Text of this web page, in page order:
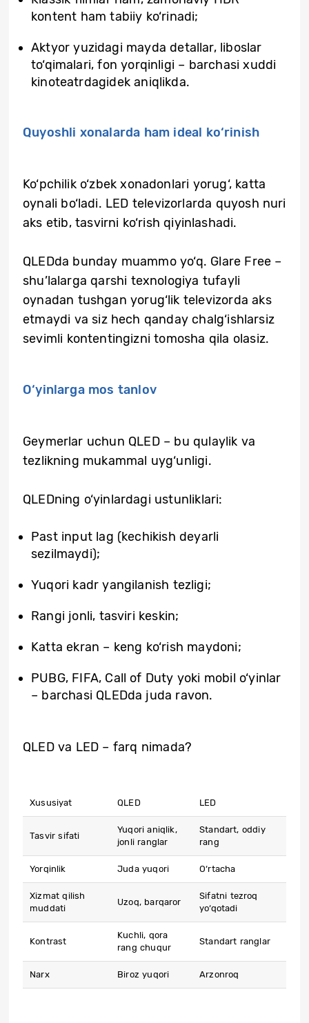
kontent ham tabiiy ko‘rinadi;
Aktyor yuzidagi mayda detallar, liboslar
to‘qimalari, fon yorqinligi – barchasi xuddi
kinoteatrdagidek aniqlikda.
Quyoshli xonalarda ham ideal ko‘rinish
Ko‘pchilik o‘zbek xonadonlari yorug‘, katta
oynali bo‘ladi. LED televizorlarda quyosh nuri
aks etib, tasvirni ko‘rish qiyinlashadi.
QLEDda bunday muammo yo‘q. Glare Free –
shu’lalarga qarshi texnologiya tufayli
oynadan tushgan yorug‘lik televizorda aks
etmaydi va siz hech qanday chalg‘ishlarsiz
sevimli kontentingizni tomosha qila olasiz.
O‘yinlarga mos tanlov
Geymerlar uchun QLED – bu qulaylik va
tezlikning mukammal uyg‘unligi.
QLEDning o‘yinlardagi ustunliklari:
Past input lag (kechikish deyarli
sezilmaydi);
Yuqori kadr yangilanish tezligi;
Rangi jonli, tasviri keskin;
Katta ekran – keng ko‘rish maydoni;
PUBG, FIFA, Call of Duty yoki mobil o‘yinlar
– barchasi QLEDda juda ravon.
QLED va LED – farq nimada?
Xususiyat QLED LED
Tasvir sifati
Yuqori aniqlik,
jonli ranglar
Standart, oddiy
rang
Yorqinlik Juda yuqori O‘rtacha
Xizmat qilish
muddati
Uzoq, barqaror
Sifatni tezroq
yo‘qotadi
Kontrast
Kuchli, qora
rang chuqur
Standart ranglar
Narx Biroz yuqori Arzonroq